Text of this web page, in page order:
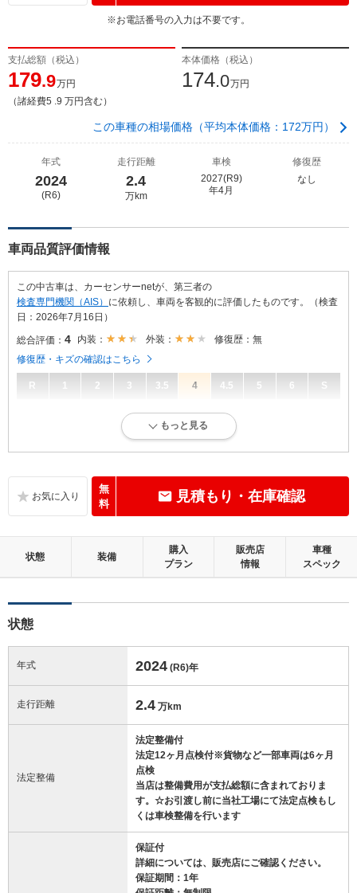
※お電話番号の入力は不要です。
支払総額（税込）
179.9万円
（諸経費5 .9 万円含む）
本体価格（税込）
174.0万円
この車種の相場価格（平均本体価格：172万円）
年式
2024
(R6)
走行距離
2.4
万km
車検
2027(R9)
年4月
修復歴
なし
車両品質評価情報
この中古車は、カーセンサーnetが、第三者の
検査専門機関（AIS） に依頼し、車両を客観的に評価したものです。（検査
日：2026年7月16日）
総合評価： 4 内装： 外装：
修復歴：無
修復歴・キズの確認はこちら
R 1 2 3 3.5 4 4.5 5 6 S
内外装に目立たない多少のキズ、ヘコミが認められる状態です。
目立たない軽微なダメージはありますが、良好な状態です。
修復歴：無
もっと見る
無
料
見積もり・在庫確認
状態 装備
購入
プラン
販売店
情報
車種
スペック
状態
年式 2024 (R6)年
走行距離 2.4 万km
法定整備
法定整備付
法定12ヶ月点検付※貨物など一部車両は6ヶ月
点検
当店は整備費用が支払総額に含まれておりま
す。☆お引渡し前に当社工場にて法定点検もし
くは車検整備を行います
保証付
詳細については、販売店にご確認ください。
保証期間：1年